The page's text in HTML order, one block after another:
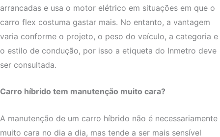
arrancadas e usa o motor elétrico em situações em que o
carro flex costuma gastar mais. No entanto, a vantagem
varia conforme o projeto, o peso do veículo, a categoria e
o estilo de condução, por isso a etiqueta do Inmetro deve
ser consultada.
Carro híbrido tem manutenção muito cara?
A manutenção de um carro híbrido não é necessariamente
muito cara no dia a dia, mas tende a ser mais sensível